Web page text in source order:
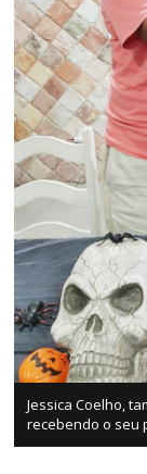
Jessica Coelho,
recebendo o seu